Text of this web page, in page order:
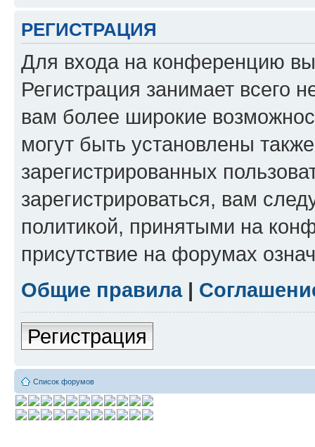
РЕГИСТРАЦИЯ
Для входа на конференцию
Регистрация занимает всего
вам более широкие
могут быть установлены
зарегистрированных
зарегистрироваться, вам
политикой, принятыми на
присутствие на форумах
Общие правила|
Регистрация
Список форумов